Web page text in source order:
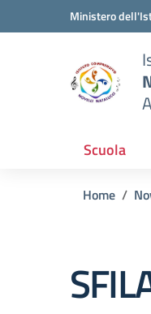
Vai ai contenuti
Vai al menu di navigazione
Ministero
Scuola
Home